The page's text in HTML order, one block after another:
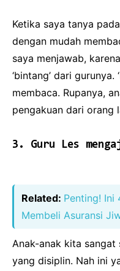
Ketika saya tanya
dengan mudah
saya menjawab,
‘bintang’ dari gurunya.
membaca. Rupanya,
pengakuan dari orang
3. Guru Les
Related: Penting! Ini
Membeli Asuransi
Anak-anak kita sangat
yang disiplin. Nah ini